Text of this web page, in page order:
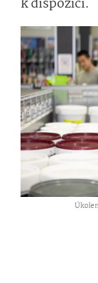
k dispozici.